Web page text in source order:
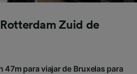
Zuid de
47m para viajar de Bruxelas para
Armazenar e/ou
personalizados,
e conteúdo, pesquisa
de serviços..